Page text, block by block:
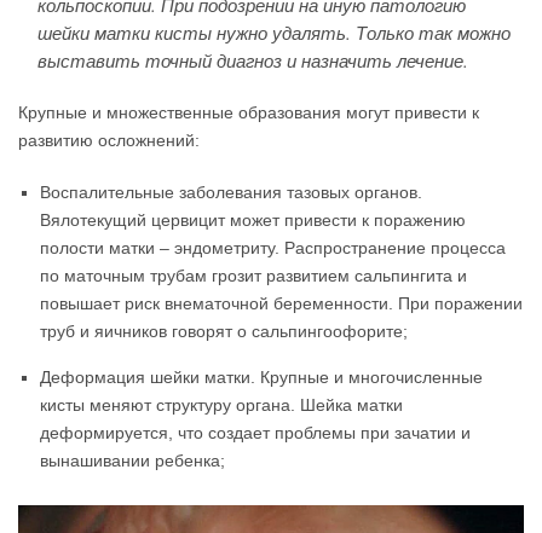
шейки матки кисты нужно удалять. Только так можно
выставить точный диагноз и назначить лечение.
Крупные и множественные образования могут привести к
развитию осложнений:
Воспалительные заболевания тазовых органов.
Вялотекущий цервицит может привести к поражению
полости матки – эндометриту. Распространение процесса
по маточным трубам грозит развитием сальпингита и
повышает риск внематочной беременности. При поражении
труб и яичников говорят о сальпингоофорите;
Деформация шейки матки. Крупные и многочисленные
кисты меняют структуру органа. Шейка матки
деформируется, что создает проблемы при зачатии и
вынашивании ребенка;